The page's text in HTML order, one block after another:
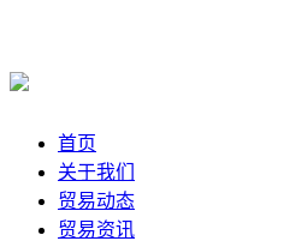
首页
关于我们
贸易动态
贸易资讯